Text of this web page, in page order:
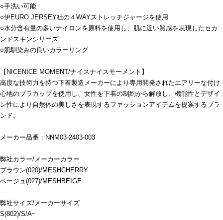
○手洗い可能
○伊EURO JERSEY社の４WAYストレッチジャージを使用
○水分含有量の多いナイロンを原料を使用し、肌に近い質感を表現したセカ
ンドスキンシリーズ
○肌馴染みの良いカラーリング
【NICENICE MOMENT/ナイスナイスモーメント】
高度な技術力を持つ下着製造メーカーにより専用開発されたエアリーな付け
心地のブラカップを使用し、女性を下着の制約から解放し、機能性とデザイ
ン性により自然体の美しさを表現するファッションアイテムを提案するブラ
ンド。
メーカー品番：NNM03-2403-003
弊社カラー/メーカーカラー
ブラウン(020)/MESHCHERRY
ベージュ(027)/MESHBEIGE
弊社サイズ/メーカーサイズ
S(802)/S/A~